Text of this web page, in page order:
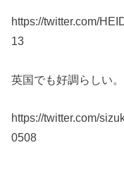
https://twitter.com/
13
英国でも好調らしい。
https://twitter.com/
0508